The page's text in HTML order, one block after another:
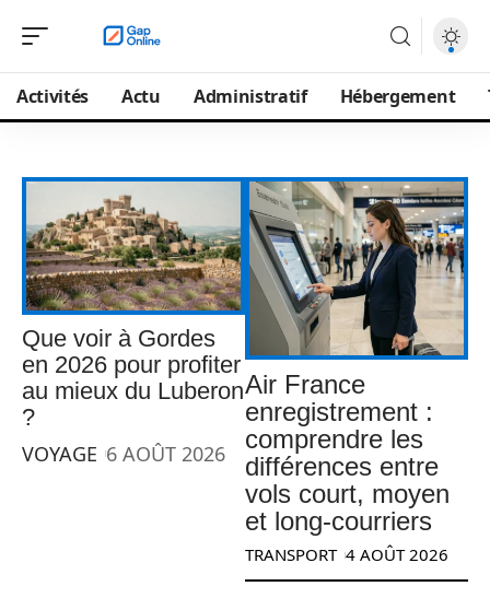
Activités Actu Administratif Hébergement
Que voir à Gordes
en 2026 pour profiter
au mieux du Luberon
?
VOYAGE 6 AOÛT 2026
Air France
enregistrement :
comprendre les
différences entre
vols court, moyen
et long-courriers
TRANSPORT 4 AOÛT 2026